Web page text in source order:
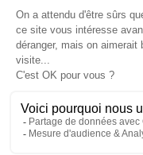
© Biralux –